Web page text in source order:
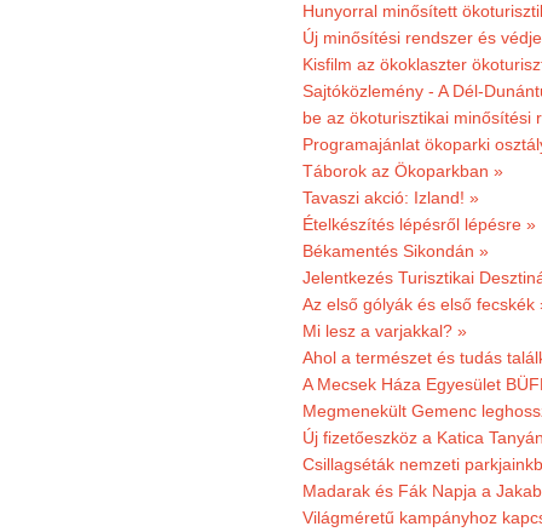
Hunyorral minősített
Új minősítési rendszer és
Kisfilm az ökoklaszter
Sajtóközlemény - A Dél-
be az ökoturisztikai minősítési
Programajánlat ökoparki
Táborok az Ökoparkban »
Tavaszi akció: Izland! »
Ételkészítés lépésről lépésre »
Békamentés Sikondán »
Jelentkezés Turisztikai
Az első gólyák és első fecskék
Mi lesz a varjakkal? »
Ahol a természet és tudás
A Mecsek Háza Egyesület
Megmenekült Gemenc
Új fizetőeszköz a Katica
Csillagséták nemzeti
Madarak és Fák Napja a
Világméretű kampányhoz